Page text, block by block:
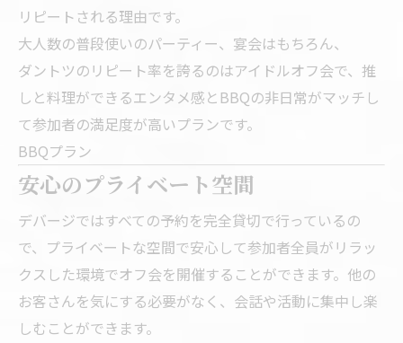
リピートされる理由です。
大人数の普段使いのパーティー、宴会はもちろん、
ダントツのリピート率を誇るのはアイドルオフ会で、推
しと料理ができるエンタメ感とBBQの非日常がマッチし
て参加者の満足度が高いプランです。
BBQプラン
安心のプライベート空間
デバージではすべての予約を完全貸切で行っているの
で、プライベートな空間で安心して参加者全員がリラッ
クスした環境でオフ会を開催することができます。他の
お客さんを気にする必要がなく、会話や活動に集中し楽
しむことができます。